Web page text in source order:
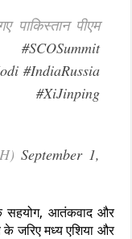
पाकिस्तान पीएम
#SCOSummit
#IndiaRussia
#XiJinping
September 1,
सहयोग, आतंकवाद और
के जरिए मध्य एशिया और